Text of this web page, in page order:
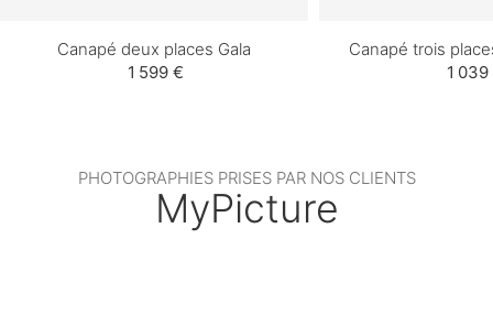
Canapé deux places Gala
1 599 €
Canapé trois
1 039
PHOTOGRAPHIES PRISES PAR NOS CLIENTS
MyPicture